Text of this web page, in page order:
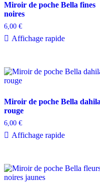
Miroir de poche Bella fines
noires
6,00 €
Affichage rapide
Miroir de poche Bella dahila
rouge
6,00 €
Affichage rapide